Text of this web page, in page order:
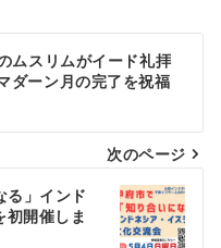
ムスリムがイード礼拝
ダーン月の完了を祝福
次のページ
る」インド
初開催しま